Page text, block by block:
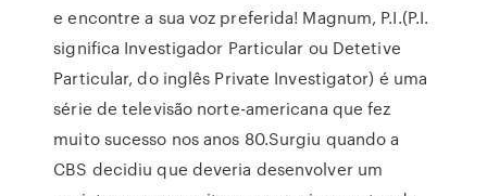
e encontre a sua voz preferida! Magnum, P.I.(P.I.
significa Investigador Particular ou Detetive
Particular, do inglês Private Investigator) é uma
série de televisão norte-americana que fez
muito sucesso nos anos 80.Surgiu quando a
CBS decidiu que deveria desenvolver um